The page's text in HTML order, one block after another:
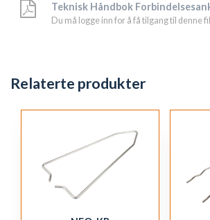
Teknisk Håndbok
Du må logge inn for å få tilgang til denne
Relaterte produkter